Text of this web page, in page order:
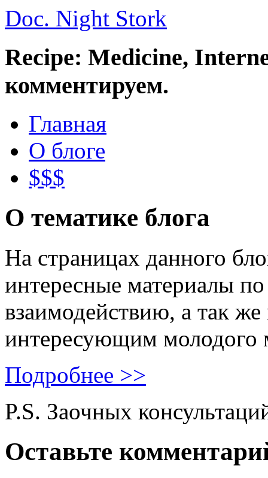
Doc. Night Stork
Recipe: Medicine,
комментируем.
Главная
О блоге
$$$
О тематике блога
На страницах данного
интересные материалы
взаимодействию, а так
интересующим молодого
Подробнее >>
P.S. Заочных
Оставьте